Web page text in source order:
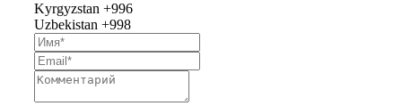
Kyrgyzstan +996
Uzbekistan +998